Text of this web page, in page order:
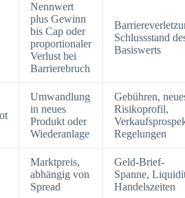
Nennwert
plus Gewinn
bis Cap oder
proportionaler
Verlust bei
Barrierebruch
Schlussstand
Basiswerts
Umwandlung
in neues
Produkt oder
Wiederanlage
Gebühren,
Risikoprofil,
Regelungen
Marktpreis,
abhängig von
Spread
Geld-Brief-
Spanne,
Handelszeiten